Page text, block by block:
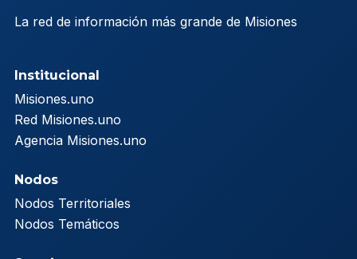
La red de información más grande de Misiones
Institucional
Misiones.uno
Red Misiones.uno
Agencia Misiones.uno
Nodos
Nodos Territoriales
Nodos Temáticos